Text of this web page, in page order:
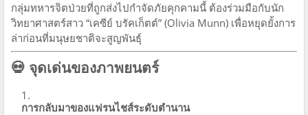
กลุ่มทหารจิตป่วยที่ถูกส่งไปกำจัดภัยคุกคามนี้ ต้องร่วมมือกับนัก
วิทยาศาสตร์สาว “เคซีย์ บรัคเก็ตต์” (Olivia Munn) เพื่อหยุดยั้งการ
ล่าก่อนที่มนุษยชาติจะสูญพันธุ์
💀 จุดเด่นของภาพยนตร์
การกลับมาของแฟรนไชส์ระดับตำนาน